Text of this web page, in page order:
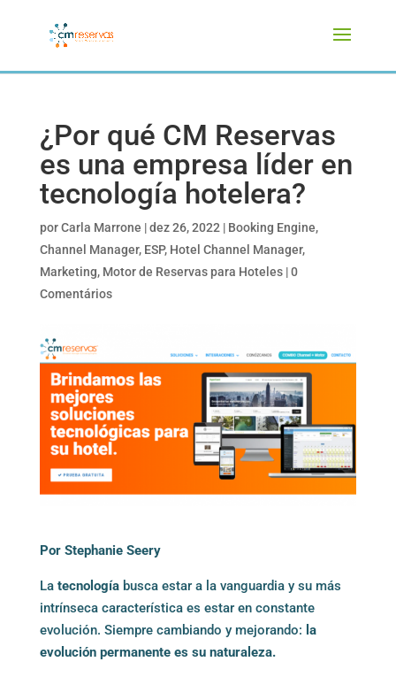
¿Por qué CM Reservas
es una empresa líder en
tecnología hotelera?
porCarla Marrone |dez 26, 2022 | Booking Engine,
Channel Manager, ESP, Hotel Channel Manager,
Marketing, Motor de Reservas para Hoteles|0
Comentários
Por Stephanie Seery
La tecnologíabusca estar a la vanguardia y su más
intrínseca característica es estar en constante
evolución. Siempre cambiando y mejorando: la
evolución permanente essu naturaleza.